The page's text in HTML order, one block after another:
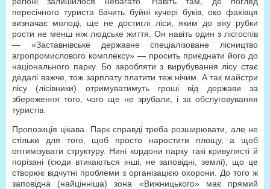
пересічного туриста бачить буйні кучері буків, око фахівця
визначає молоді, ще не достиглі ліси, яким до віку рубки
рости не менш ніж людське життя. Он навіть один з лісгоспів
— «Заставнівське державне спеціалізоване лісництво
агропромислового комплексу» — просить приєднати його до
національного парку. Бо заробляти з вирубування лісу стає
дедалі важче, тож зарплату платити теж нічим. А так майстри
лісу (лісівники) отримуватимуть гроші від держави за
збереження того, чого ще не зрубали, і за обслуговування
туристів.
Пропозиція цікава. Парк справді треба розширювати, але не
стільки для того, щоб просто наростити площу, а щоб
оптимізувати структуру. Нині кордони парку такі кривулясті й
порізані (сюди втикаються інші, не заповідні, землі), що це
створює відчутні проблеми з організацією охорони. До того ж
заповідна (найцінніша) зона «Вижницького» має прямий